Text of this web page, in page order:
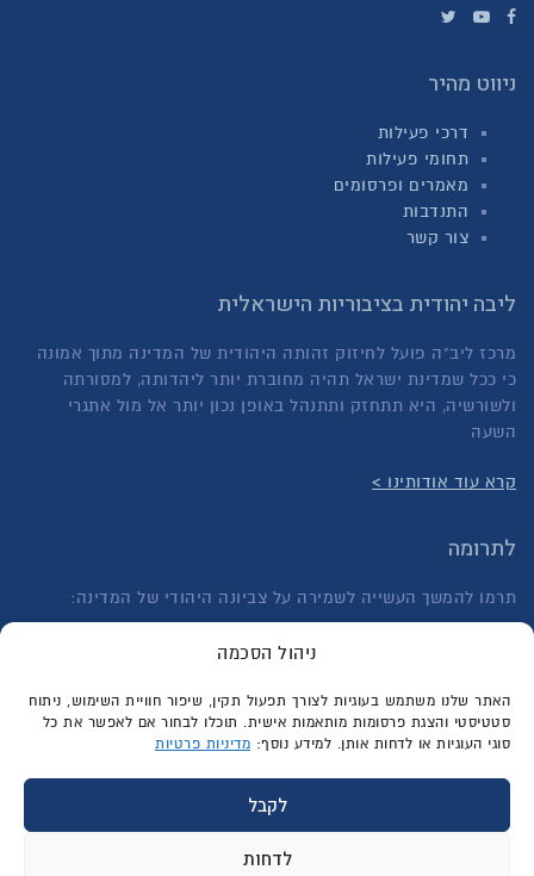
ניהול הסכמה
האתר שלנו משתמש בעוגיות לצורך תפעול תקין, שיפור חוויית השימוש, ניתוח
סטטיסטי והצגת פרסומות מותאמות אישית. תוכלו לבחור אם לאפשר את כל
סוגי העוגיות או לדחות אותן. למידע נוסף: מדיניות פרטיות
לקבל
לדחות
ניווט מהיר
דרכי פעילות
תחומי פעילות
מאמרים ופרסומים
התנדבות
צור קשר
ליבה יהודית בציבוריות הישראלית
מרכז ליב"ה פועל לחיזוק זהותה היהודית של המדינה מתוך אמונה
כי ככל שמדינת ישראל תהיה מחוברת יותר ליהדותה, למסורתה
ולשורשיה, היא תתחזק ותתנהל באופן נכון יותר אל מול אתגרי
השעה
קרא עוד אודותינו >
לתרומה
תרמו להמשך העשייה לשמירה על צביונה היהודי של המדינה:
לתרומה בהוראת קבע >
תחזוקת אתרים Web3D
גלילה